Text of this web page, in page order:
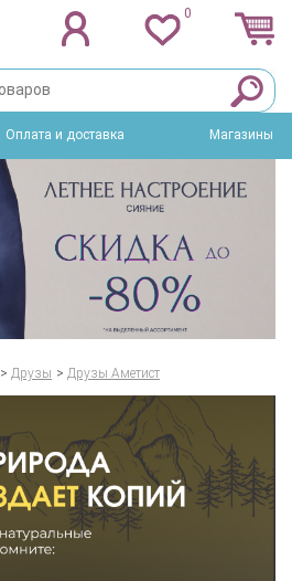
0
Оплата и доставка Магазины
> Друзы > Друзы Аметист